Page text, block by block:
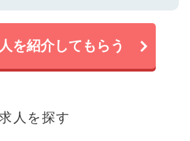
を紹介してもらう
人を探す